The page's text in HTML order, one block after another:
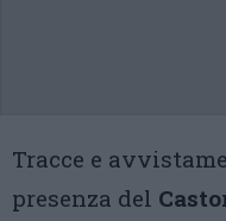
Tracce e
presenza del